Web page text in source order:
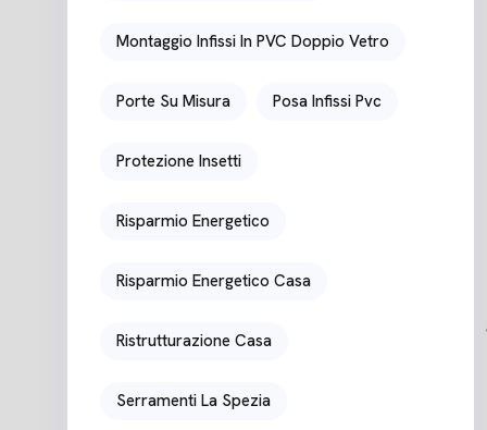
Montaggio Infissi In PVC Doppio Vetro
Porte Su Misura Posa Infissi Pvc
Protezione Insetti
Risparmio Energetico
Risparmio Energetico Casa
Ristrutturazione Casa
Serramenti La Spezia